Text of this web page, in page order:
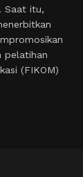
Saat itu,
pelatihan
(FIKOM)